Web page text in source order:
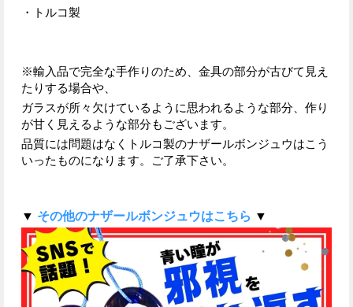
・トルコ製
※輸入品で完全な手作りのため、金具の部分が古びて見え
たりする場合や、
ガラスが所々欠けているように思われるような部分、作り
が甘く見えるような部分もございます。
品質には問題はなくトルコ製のナザールボンジュウはこう
いったものになります。ご了承下さい。
▼ その他のナザールボンジュウはこちら ▼